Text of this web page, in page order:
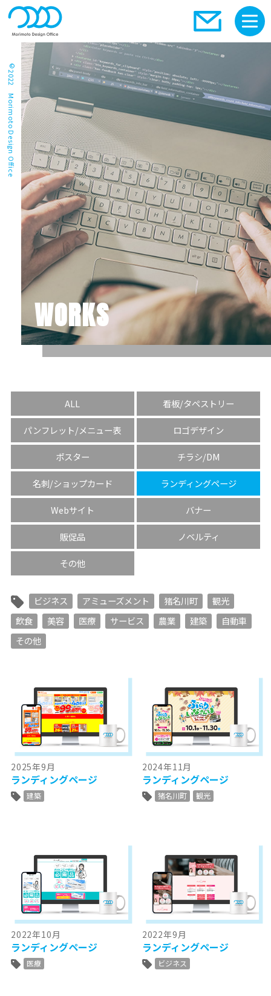
WORKS
©2022 Morimoto Design Office
ALL 看板/タペストリー
パンフレット/メニュー表 ロゴデザイン
ポスター チラシ/DM
名刺/ショップカード ランディングページ
Webサイト バナー
販促品 ノベルティ
その他
ビジネス アミューズメント 猪名川町
観光
飲食
美容 医療 サービス 農業 建築
自動車
その他
2025年9月
ランディングページ
建築
2024年11月
ランディングページ
猪名川町 観光
2022年10月
ランディングページ
医療
2022年9月
ランディングページ
ビジネス